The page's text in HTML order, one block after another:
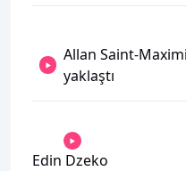
Allan Saint-
yaklaştı
Edin Dzeko